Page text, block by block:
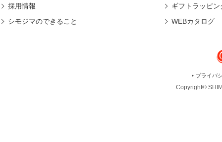
採用情報
シモジマのできること
ギフトラッピン
WEBカタログ
プライバ
Copyright©